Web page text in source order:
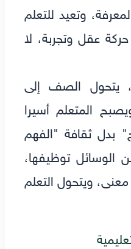
وتعيد للتعلم
عقل وتجربة، لا
يتحول الصف إلى
المتعلم أسيرا
بدل ثقافة "الفهم
الوسائل توظيفها،
ويتحول التعلم